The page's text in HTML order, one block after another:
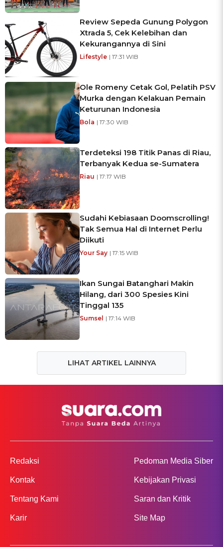
Review Sepeda Gunung Polygon
Xtrada 5, Cek Kelebihan dan
Kekurangannya di Sini
Lifestyle | 17:31 WIB
Ole Romeny Cetak Gol, Pelatih PSV
Murka dengan Kelakuan Pemain
Keturunan Indonesia
Bola | 17:30 WIB
Terdeteksi 198 Titik Panas di Riau,
Terbanyak Kedua se-Sumatera
Riau | 17:17 WIB
Sudahi Kebiasaan Doomscrolling!
Tak Semua Hal di Internet Perlu
Diikuti
Your Say | 17:15 WIB
Ikan Sungai Batanghari Makin
Hilang, dari 300 Spesies Kini
Tinggal 135
Sumsel | 17:14 WIB
LIHAT ARTIKEL LAINNYA
Redaksi
Kontak
Tentang Kami
Karir
Pedoman Media Siber
Kebijakan Privasi
Saran dan Kritik
Site Map